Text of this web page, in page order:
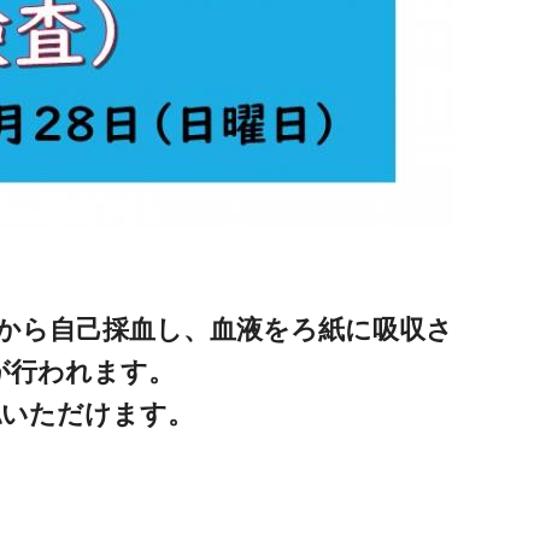
ら自己採血し、血液をろ紙に吸収さ
われます。
ただけます。